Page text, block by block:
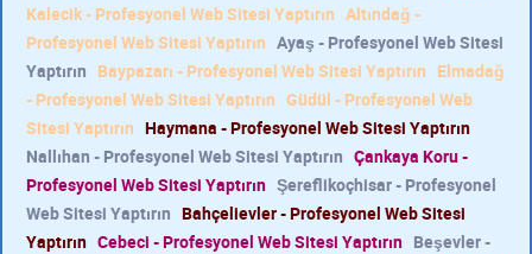
Kalecik - Profesyonel Web Sitesi Yaptırın Altındağ -
Profesyonel Web Sitesi Yaptırın Ayaş - Profesyonel Web Sitesi
Yaptırın Baypazarı - Profesyonel Web Sitesi Yaptırın Elmadağ
- Profesyonel Web Sitesi Yaptırın Güdül - Profesyonel Web
Sitesi Yaptırın Haymana - Profesyonel Web Sitesi Yaptırın
Nallıhan - Profesyonel Web Sitesi Yaptırın Çankaya Koru -
Profesyonel Web Sitesi Yaptırın Şereflikoçhisar - Profesyonel
Web Sitesi Yaptırın Bahçelievler - Profesyonel Web Sitesi
Yaptırın Cebeci - Profesyonel Web Sitesi Yaptırın Beşevler -